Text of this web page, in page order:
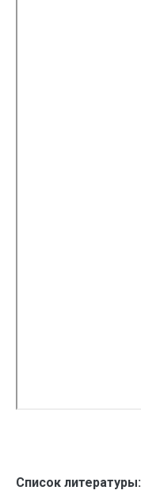
Список литературы: